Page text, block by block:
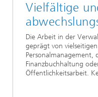
Vielfältige
Die Arbeit in der
geprägt von
Finanzbuchhaltung
Öffentlichkeitsarbeit.